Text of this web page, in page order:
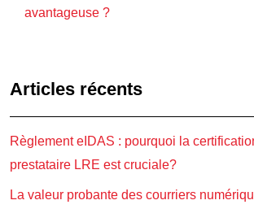
avantageuse ?
Articles récents
Règlement eIDAS : pourquoi la
prestataire LRE est cruciale?
La valeur probante des courriers